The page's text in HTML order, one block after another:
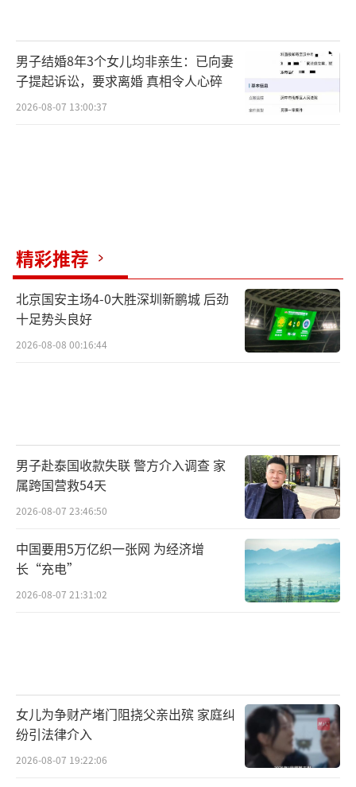
未来一段时间华北东北降水先减少再增多
这两天东北华北地区经常下雨，还伴有强
对流天气，未来情况如何？
降雨也明显减少，仅吉林东部部分地区可能出
现大雨。
明天，从西北至华北东北一带将出现降
水，小雨为主。
和吉林西部将出现较强降水。
中国气象局天气预报主持人刘超：以沈阳
为例，今天有降雨，明天停歇，后天起将再度
迎来两天雷阵雨。青海海西州震区附近今天有
降雨，需防范次生灾害。该地气温不高，最高
气温约20℃，昼夜温差达10℃左右，早晚外出
男子结婚8年3个女儿均非亲生：已向妻
子提起诉讼，要求离婚 真相令人心碎
2026-08-07 13:00:37
精彩推荐
北京国安主场4-0大胜深圳新鹏城 后劲
十足势头良好
2026-08-08 00:16:44
男子赴泰国收款失联 警方介入调查 家
属跨国营救54天
2026-08-07 23:46:50
中国要用5万亿织一张网 为经济增
长“充电”
2026-08-07 21:31:02
女儿为争财产堵门阻挠父亲出殡 家庭纠
纷引法律介入
2026-08-07 19:22:06